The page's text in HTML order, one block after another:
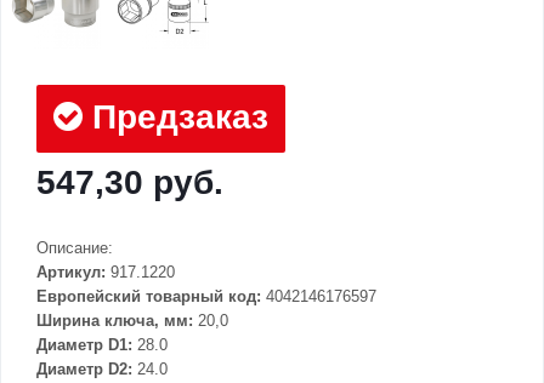
Предзаказ
547,30 руб.
Описание:
Артикул: 917.1220
Европейский товарный код: 4042146176597
Ширина ключа, мм: 20,0
Диаметр D1: 28.0
Диаметр D2: 24.0